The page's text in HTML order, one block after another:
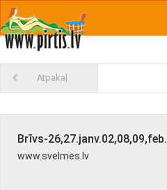
Atpakaļ
Brīvs-26,27.janv.02,08,09,feb.
www.svelmes.lv